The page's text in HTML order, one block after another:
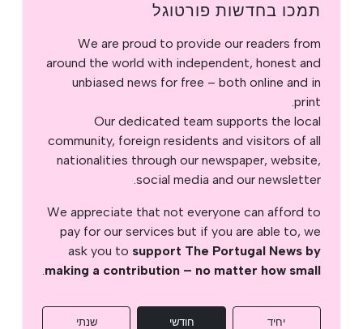
תמכו בחדשות פורטוגל
We are proud to provide our readers from
around the world with independent, honest and
unbiased news for free – both online and in
print.
Our dedicated team supports the local
community, foreign residents and visitors of all
nationalities through our newspaper, website,
social media and our newsletter.
We appreciate that not everyone can afford to
pay for our services but if you are able to, we
ask you to support The Portugal News by
making a contribution – no matter how small
.
יחיד חודשי שנתי